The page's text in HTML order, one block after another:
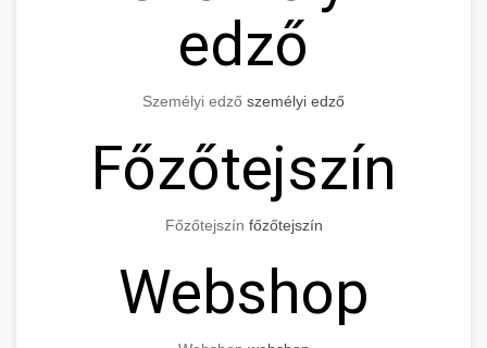
edző
Személyi edző személyi edző
Főzőtejszín
Főzőtejszín főzőtejszín
Webshop